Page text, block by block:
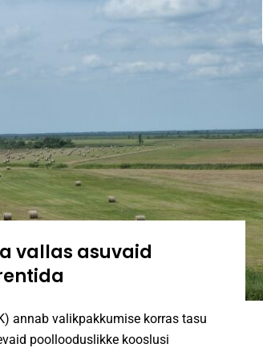
vallas asuvaid
annab valikpakkumise korras tasu
poollooduslikke kooslusi